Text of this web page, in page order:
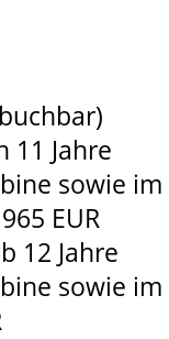
11 Jahre
sowie
EUR
12 Jahre
sowie